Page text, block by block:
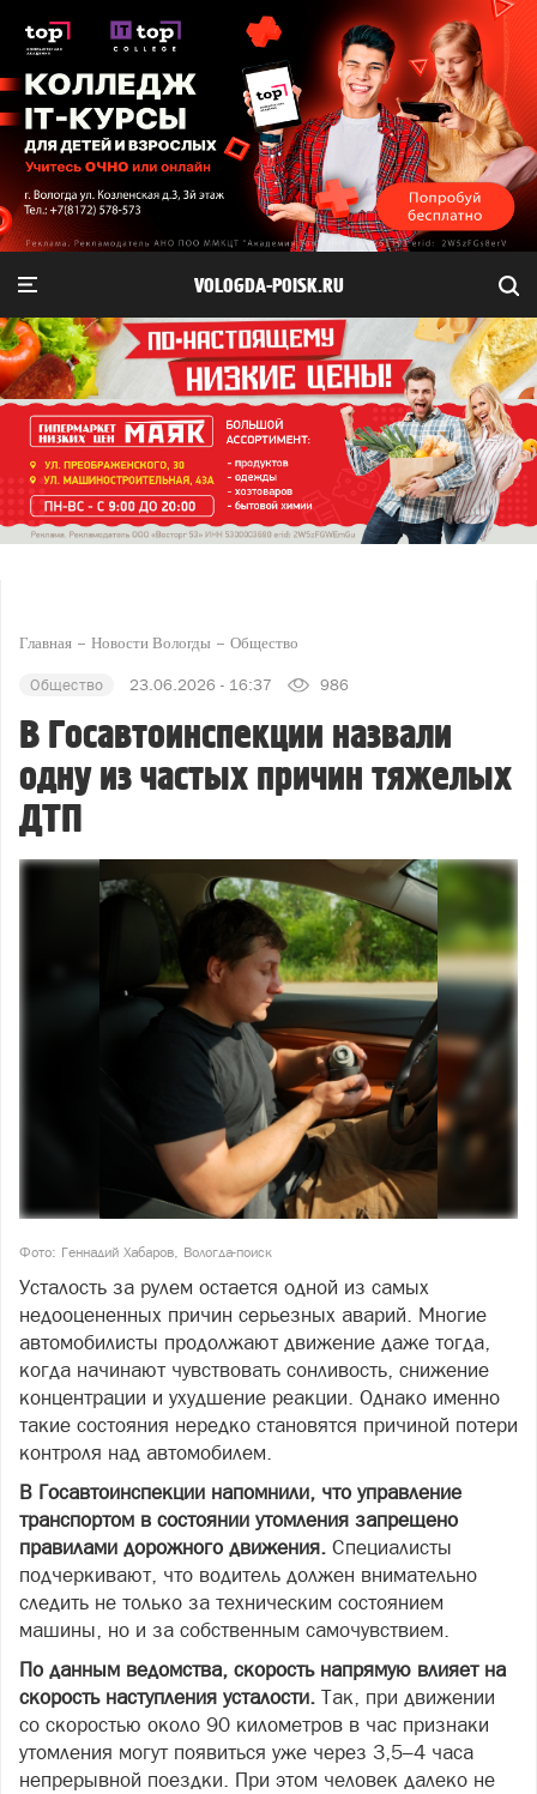
VOLOGDA-POISK.RU
Главная Новости Вологды Общество
Общество 23.06.2026 - 16:37 986
В Госавтоинспекции назвали
одну из частых причин тяжелых
ДТП
Фото: Геннадий Хабаров, Вологда-поиск
Усталость за рулем остается одной из самых
недооцененных причин серьезных аварий. Многие
автомобилисты продолжают движение даже тогда,
когда начинают чувствовать сонливость, снижение
концентрации и ухудшение реакции. Однако именно
такие состояния нередко становятся причиной потери
контроля над автомобилем.
В Госавтоинспекции напомнили, что управление
транспортом в состоянии утомления запрещено
правилами дорожного движения. Специалисты
подчеркивают, что водитель должен внимательно
следить не только за техническим состоянием
машины, но и за собственным самочувствием.
По данным ведомства, скорость напрямую влияет на
скорость наступления усталости. Так, при движении
со скоростью около 90 километров в час признаки
утомления могут появиться уже через 3,5–4 часа
непрерывной поездки. При этом человек далеко не